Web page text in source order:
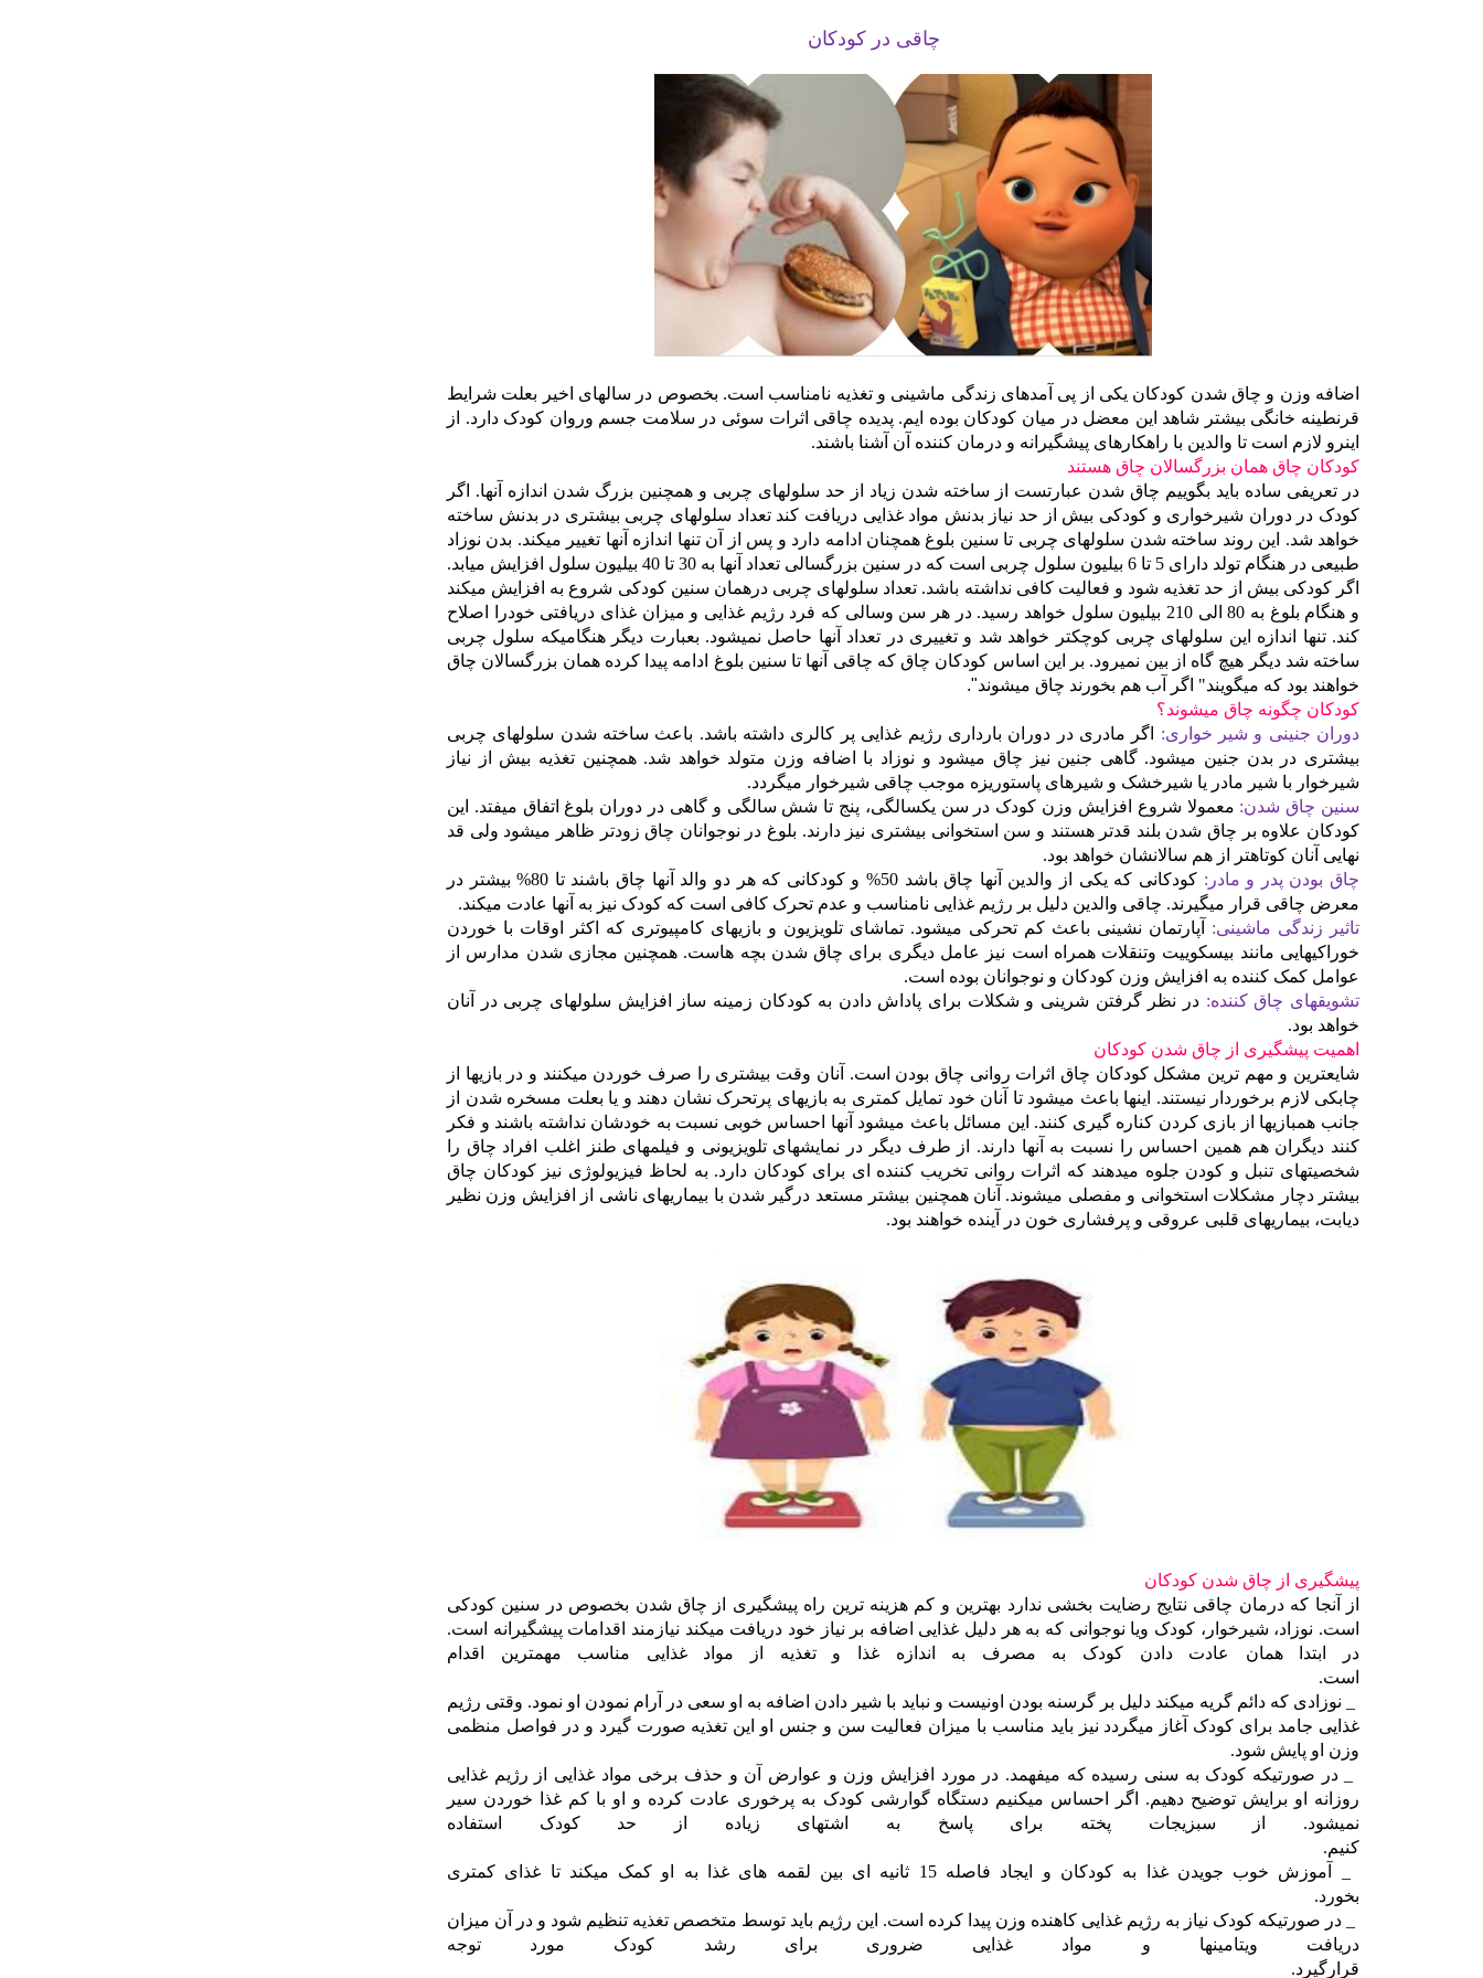
چاقی در کودکان
اضافه وزن و چاق شدن کودکان یکی از پی آمدهای زندگی ماشینی و تغذیه نامناسب است. بخصوص در سالهای اخیر بعلت شرایط
قرنطینه خانگی بیشتر شاهد این معضل در میان کودکان بوده ایم. پدیده چاقی اثرات سوئی در سلامت جسم وروان کودک دارد. از
اینرو لازم است تا والدین با راهکارهای پیشگیرانه و درمان کننده آن آشنا باشند.
کودکان چاق همان بزرگسالان چاق هستند
در تعریفی ساده باید بگوییم چاق شدن عبارتست از ساخته شدن زیاد از حد سلولهای چربی و همچنین بزرگ شدن اندازه آنها. اگر
کودک در دوران شیرخواری و کودکی بیش از حد نیاز بدنش مواد غذایی دریافت کند تعداد سلولهای چربی بیشتری در بدنش ساخته
خواهد شد. این روند ساخته شدن سلولهای چربی تا سنین بلوغ همچنان ادامه دارد و پس از آن تنها اندازه آنها تغییر میکند. بدن نوزاد
طبیعی در هنگام تولد دارای 5 تا 6 بیلیون سلول چربی است که در سنین بزرگسالی تعداد آنها به 30 تا 40 بیلیون سلول افزایش میابد.
اگر کودکی بیش از حد تغذیه شود و فعالیت کافی نداشته باشد. تعداد سلولهای چربی درهمان سنین کودکی شروع به افزایش میکند
و هنگام بلوغ به 80 الی 210 بیلیون سلول خواهد رسید. در هر سن وسالی که فرد رژیم غذایی و میزان غذای دریافتی خودرا اصلاح
کند. تنها اندازه این سلولهای چربی کوچکتر خواهد شد و تغییری در تعداد آنها حاصل نمیشود. بعبارت دیگر هنگامیکه سلول چربی
ساخته شد دیگر هیچ گاه از بین نمیرود. بر این اساس کودکان چاق که چاقی آنها تا سنین بلوغ ادامه پیدا کرده همان بزرگسالان چاق
خواهند بود که میگویند" اگر آب هم بخورند چاق میشوند".
کودکان چگونه چاق میشوند؟
دوران جنینی و شیر خواری:
اگر مادری در دوران بارداری رژیم غذایی پر کالری داشته باشد. باعث ساخته شدن سلولهای چربی
بیشتری در بدن جنین میشود. گاهی جنین نیز چاق میشود و نوزاد با اضافه وزن متولد خواهد شد. همچنین تغذیه بیش از نیاز
شیرخوار با شیر مادر یا شیرخشک و شیرهای پاستوریزه موجب چاقی شیرخوار میگردد.
سنین چاق شدن: معمولا شروع افزایش وزن کودک در سن یکسالگی، پنج تا شش سالگی و گاهی در دوران بلوغ اتفاق میفتد. این
کودکان علاوه بر چاق شدن بلند قدتر هستند و سن استخوانی بیشتری نیز دارند. بلوغ در نوجوانان چاق زودتر ظاهر میشود ولی قد
نهایی آنان کوتاهتر از هم سالانشان خواهد بود.
چاق بودن پدر و مادر:
کودکانی که یکی از والدین آنها چاق باشد 50% و کودکانی که هر دو والد آنها چاق باشند تا 80% بیشتر در
معرض چاقی قرار میگیرند. چاقی والدین دلیل بر رژیم غذایی نامناسب و عدم تحرک کافی است که کودک نیز به آنها عادت میکند.
تاثیر زندگی ماشینی:
آپارتمان نشینی باعث کم تحرکی میشود. تماشای تلویزیون و بازیهای کامپیوتری که اکثر اوقات با خوردن
خوراکیهایی مانند بیسکوییت وتنقلات همراه است نیز عامل دیگری برای چاق شدن بچه هاست. همچنین مجازی شدن مدارس از
عوامل کمک کننده به افزایش وزن کودکان و نوجوانان بوده است.
تشویقهای چاق کننده: در نظر گرفتن شرینی و شکلات برای پاداش دادن به کودکان زمینه ساز افزایش سلولهای چربی در آنان
خواهد بود.
اهمیت پیشگیری از چاق شدن کودکان
شایعترین و مهم ترین مشکل کودکان چاق اثرات روانی چاق بودن است. آنان وقت بیشتری را صرف خوردن میکنند و در بازیها از
چابکی لازم برخوردار نیستند. اینها باعث میشود تا آنان خود تمایل کمتری به بازیهای پرتحرک نشان دهند و یا بعلت مسخره شدن از
جانب همبازیها از بازی کردن کناره گیری کنند. این مسائل باعث میشود آنها احساس خوبی نسبت به خودشان نداشته باشند و فکر
کنند دیگران هم همین احساس را نسبت به آنها دارند. از طرف دیگر در نمایشهای تلویزیونی و فیلمهای طنز اغلب افراد چاق را
شخصیتهای تنبل و کودن جلوه میدهند که اثرات روانی تخریب کننده ای برای کودکان دارد. به لحاظ فیزیولوژی نیز کودکان چاق
بیشتر دچار مشکلات استخوانی و مفصلی میشوند. آنان همچنین بیشتر مستعد درگیر شدن با بیماریهای ناشی از افزایش وزن نظیر
دیابت، بیماریهای قلبی عروقی و پرفشاری خون در آینده خواهند بود.
پیشگیری از چاق شدن کودکان
از آنجا که درمان چاقی نتایج رضایت بخشی ندارد بهترین و کم هزینه ترین راه پیشگیری از چاق شدن بخصوص در سنین کودکی
است. نوزاد، شیرخوار، کودک ویا نوجوانی که به هر دلیل غذایی اضافه بر نیاز خود دریافت میکند نیازمند اقدامات پیشگیرانه است.
در ابتدا همان عادت دادن کودک به مصرف به اندازه غذا و تغذیه از مواد غذایی مناسب مهمترین اقدام
است.
_ نوزادی که دائم گریه میکند دلیل بر گرسنه بودن اونیست و نباید با شیر دادن اضافه به او سعی در آرام نمودن او نمود. وقتی رژیم
غذایی جامد برای کودک آغاز میگردد نیز باید مناسب با میزان فعالیت سن و جنس او این تغذیه صورت گیرد و در فواصل منظمی
وزن او پایش شود.
_ در صورتیکه کودک به سنی رسیده که میفهمد. در مورد افزایش وزن و عوارض آن و حذف برخی مواد غذایی از رژیم غذایی
روزانه او برایش توضیح دهیم. اگر احساس میکنیم دستگاه گوارشی کودک به پرخوری عادت کرده و او با کم غذا خوردن سیر
نمیشود. از سبزیجات پخته برای پاسخ به اشتهای زیاده از حد کودک استفاده
کنیم.
_ آموزش خوب جویدن غذا به کودکان و ایجاد فاصله 15 ثانیه ای بین لقمه های غذا به او کمک میکند تا غذای کمتری
بخورد.
_ در صورتیکه کودک نیاز به رژیم غذایی کاهنده وزن پیدا کرده است. این رژیم باید توسط متخصص تغذیه تنظیم شود و در آن میزان
دریافت ویتامینها و مواد غذایی ضروری برای رشد کودک مورد توجه
قرارگیرد.